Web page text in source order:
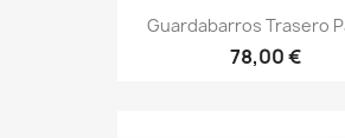
Guardabarros Trasero
78,00 €